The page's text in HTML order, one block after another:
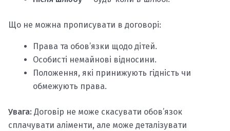
Що не можна прописувати в договорі:
Права та обов’язки щодо дітей.
Особисті немайнові відносини.
Положення, які принижують гідність чи
обмежують права.
Увага: Договір не може скасувати обов’язок
сплачувати аліменти, але може деталізувати